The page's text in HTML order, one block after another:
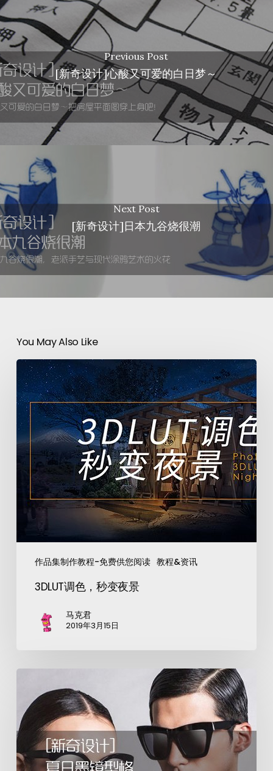
Previous Post
[新奇设计]心酸又可爱的白日梦～
Next Post
[新奇设计]日本九谷烧很潮
You May Also Like
作品集制作教程-免费供您阅读 教程&资讯
3DLUT调色，秒变夜景
马克君
2019年3月15日